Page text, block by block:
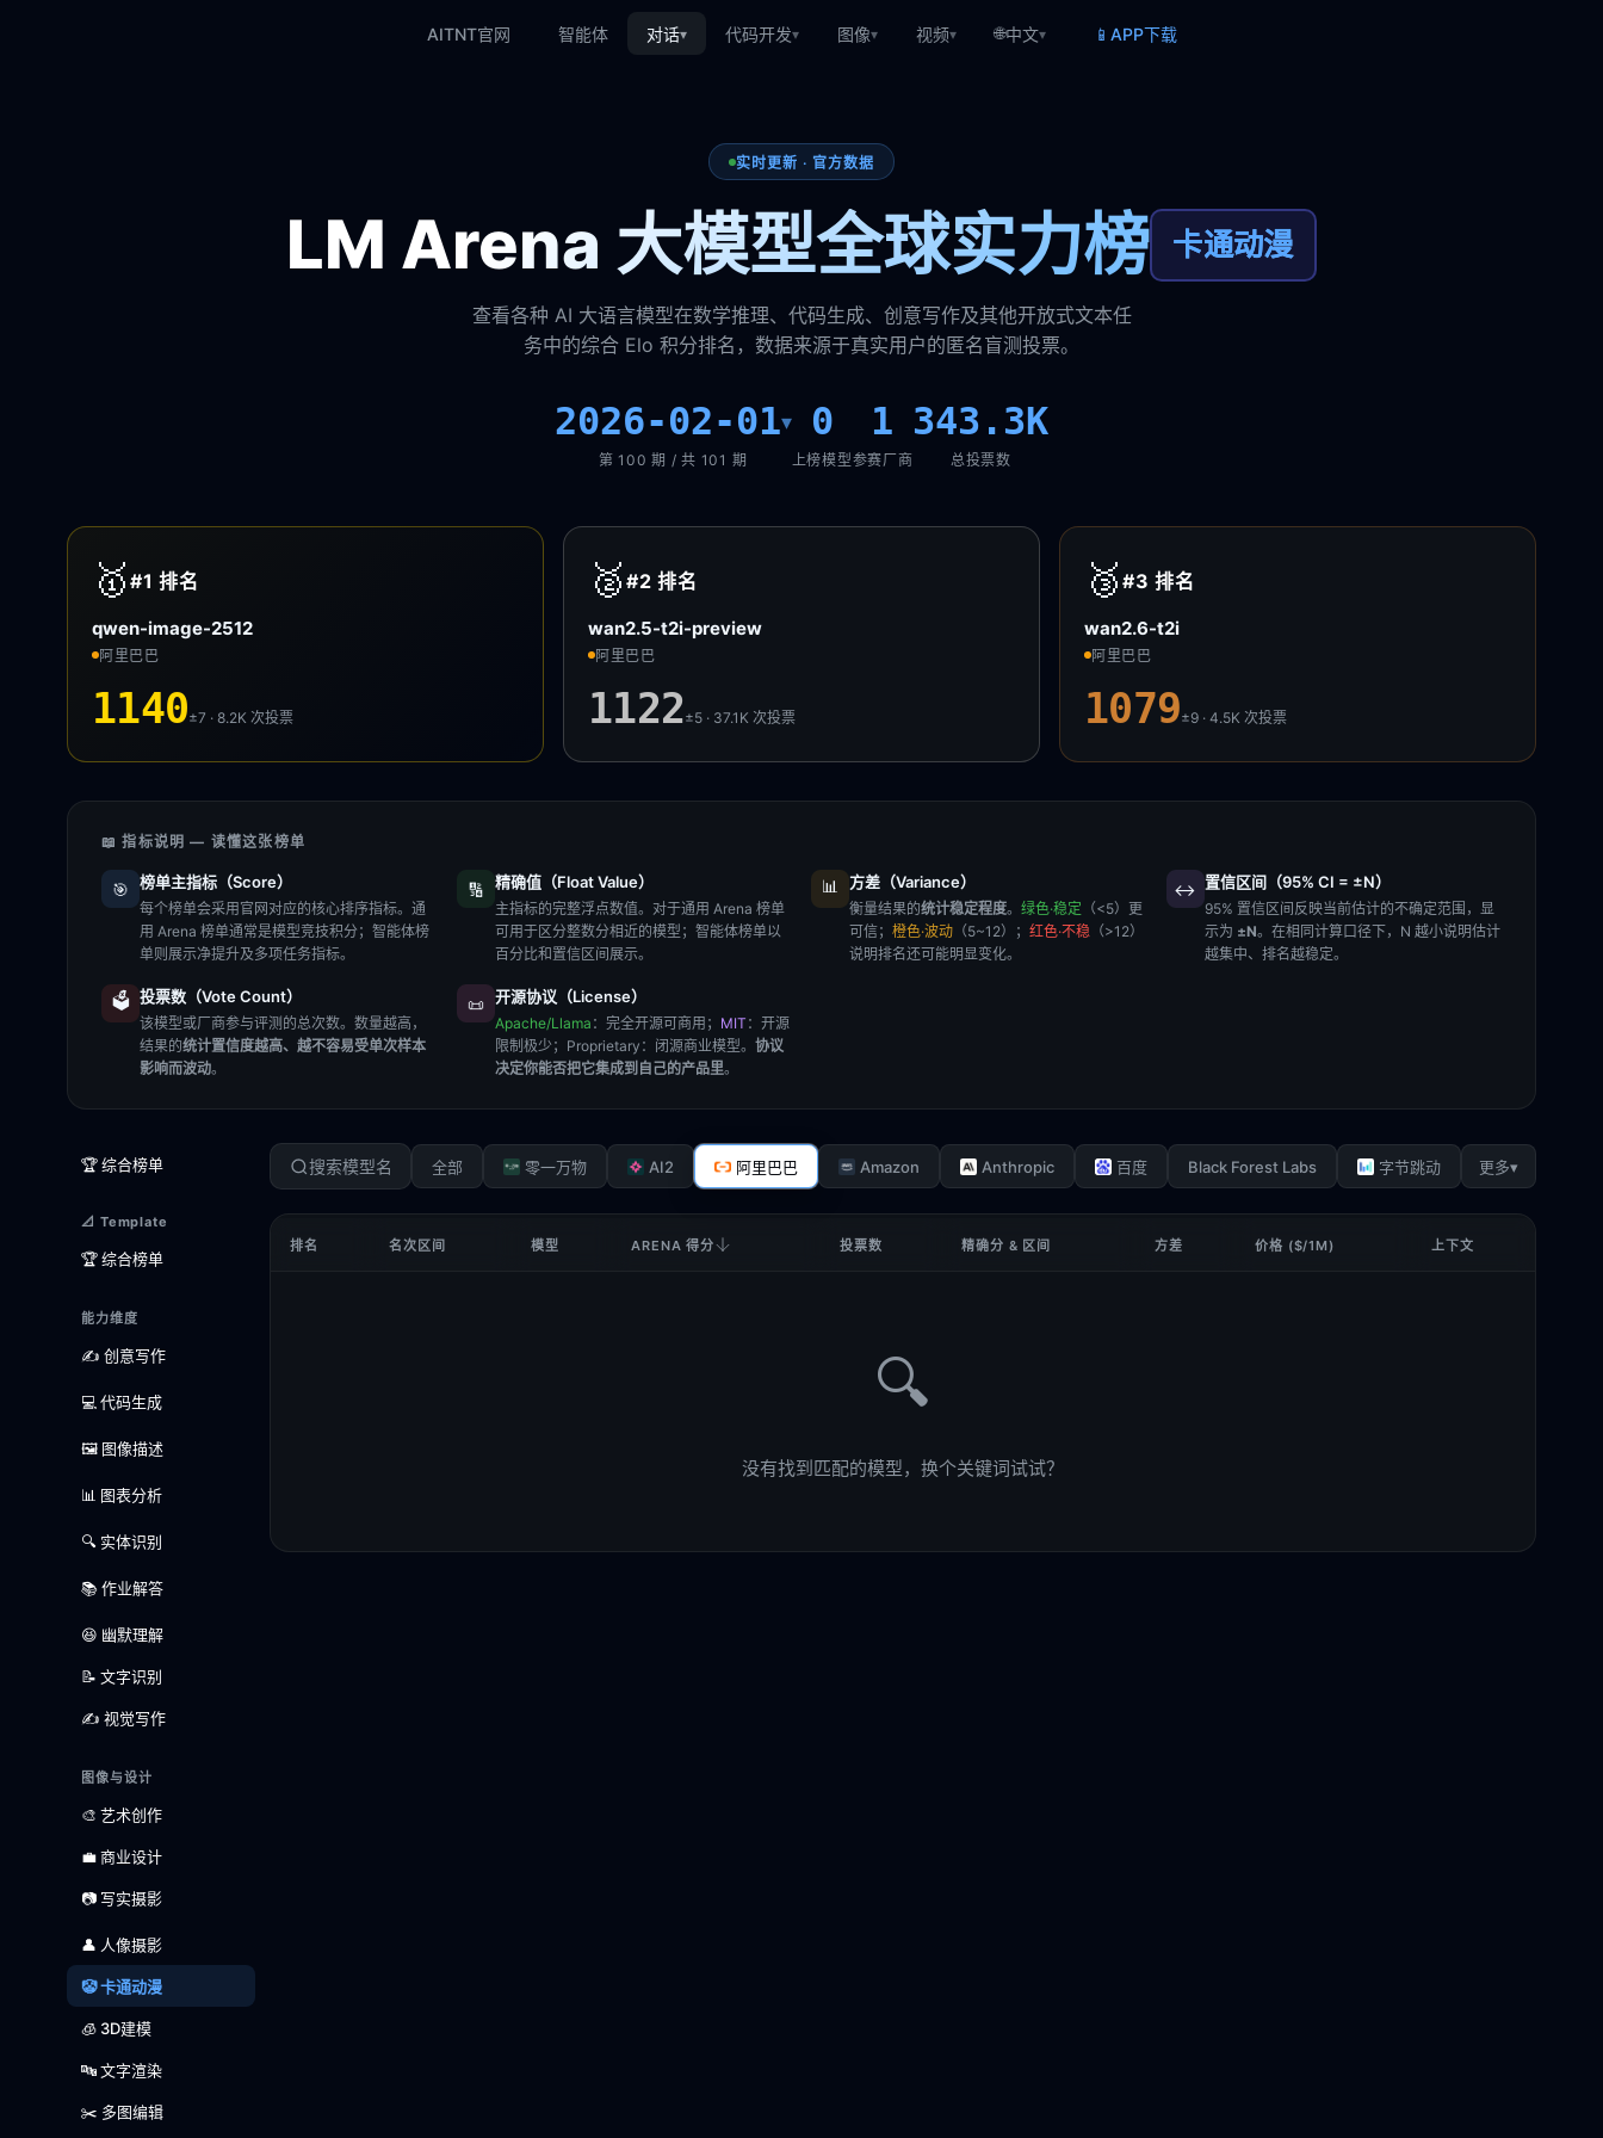
AITNT官网 智能体 对话▾ 代码开发▾ 图像▾ 视频▾ 🌐中文▾ 📱 APP下载
实时更新 · 官方数据
LM Arena 大模型全球实力榜 卡通动漫
查看各种 AI 大语言模型在数学推理、代码生成、创意写作及其他开放式文本任
务中的综合 Elo 积分排名，数据来源于真实用户的匿名盲测投票。
2026-02-01▾
第 100 期 / 共 101 期
0
上榜模型
1
参赛厂商
343.3K
总投票数
🥇 #1排名
qwen-image-2512
阿里巴巴
1140±7 · 8.2K次投票
🥈 #2排名
wan2.5-t2i-preview
阿里巴巴
1122±5 · 37.1K次投票
🥉 #3排名
wan2.6-t2i
阿里巴巴
1079±9 · 4.5K次投票
📖 指标说明 — 读懂这张榜单
🎯 榜单主指标（Score）
每个榜单会采用官网对应的核心排序指标。通
用 Arena 榜单通常是模型竞技积分；智能体榜
单则展示净提升及多项任务指标。
🔢 精确值（Float Value）
主指标的完整浮点数值。对于通用 Arena 榜单
可用于区分整数分相近的模型；智能体榜单以
百分比和置信区间展示。
📊 方差（Variance）
衡量结果的统计稳定程度。 绿色·稳定 （<5）更
可信； 橙色·波动 （5~12）； 红色·不稳 （>12）
说明排名还可能明显变化。
↔️ 置信区间（95% CI = ±N）
95% 置信区间反映当前估计的不确定范围，显
示为 ±N。在相同计算口径下，N 越小说明估计
越集中、排名越稳定。
🗳️ 投票数（Vote Count）
该模型或厂商参与评测的总次数。数量越高，
结果的统计置信度越高、越不容易受单次样本
影响而波动。
📜 开源协议（License）
Apache/Llama ：完全开源可商用； MIT ：开源
限制极少； Proprietary ：闭源商业模型。 协议
决定你能否把它集成到自己的产品里。
🏆 综合榜单
📐 Template
🏆 综合榜单
能力维度
✍️ 创意写作
💻 代码生成
🖼️ 图像描述
📊 图表分析
🔍 实体识别
📚 作业解答
😆 幽默理解
📝 文字识别
✍️ 视觉写作
图像与设计
🎨 艺术创作
💼 商业设计
📷 写实摄影
👤 人像摄影
🤡 卡通动漫
🧊 3D建模
🔤 文字渲染
✂️ 多图编辑
全部 零一万物 AI2 阿里巴巴 Amazon Anthropic 百度 Black Forest Labs 字节跳动 更多▾
排名 名次区间 模型 ARENA 得分 投票数 精确分 & 区间 方差 价格 ($/1M) 上下文
🔍
没有找到匹配的模型，换个关键词试试？